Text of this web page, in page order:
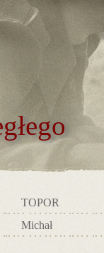
TOPOR
Michał